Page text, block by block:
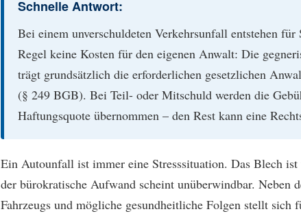
Schnelle Antwort:
Bei einem unverschuldeten Verkehrsunfall entstehen
Regel keine Kosten für den eigenen Anwalt: Die
trägt grundsätzlich die erforderlichen gesetzlichen
(§ 249 BGB). Bei Teil- oder Mitschuld werden die
Haftungsquote übernommen – den Rest kann eine
Ein Autounfall ist immer eine Stresssituation. Das Blech
der bürokratische Aufwand scheint unüberwindbar. Neben
Fahrzeugs und mögliche gesundheitliche Folgen stellt sich